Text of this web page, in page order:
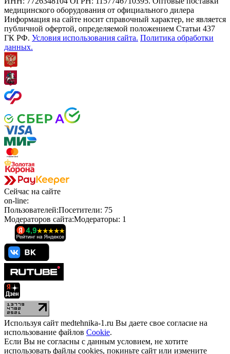
медицинского оборудования от официального дилера
Информация на сайте носит справочный характер, не является
публичной офертой, определяемой положением Статьи 437
ГК РФ. Условия использования сайта. Политика обработки
данных.
Сейчас на сайте
on-line:
Пользователей:Посетители: 75
Модераторов сайта:Модераторы: 1
Используя сайт medtehnika-1.ru Вы даете свое согласие на
использование файлов Cookie.
Если Вы не согласны с данным условием, не хотите
использовать файлы cookies, покиньте сайт или измените